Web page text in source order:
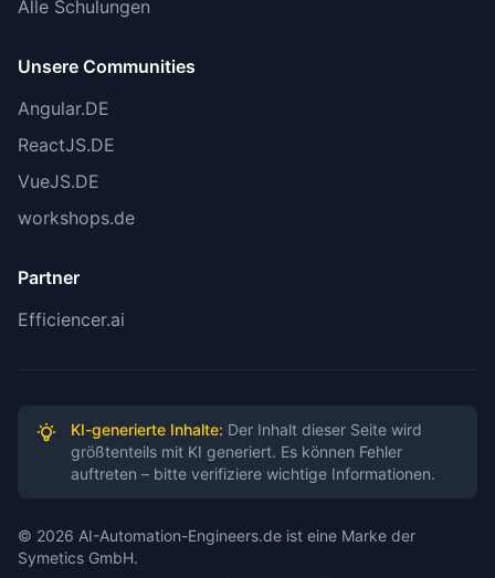
Alle Schulungen
Unsere Communities
Angular.DE
ReactJS.DE
VueJS.DE
workshops.de
Partner
Efficiencer.ai
KI-generierte Inhalte: Der Inhalt dieser Seite wird
größtenteils mit KI generiert. Es können Fehler
auftreten – bitte verifiziere wichtige Informationen.
© 2026 AI-Automation-Engineers.de ist eine Marke der
Symetics GmbH.